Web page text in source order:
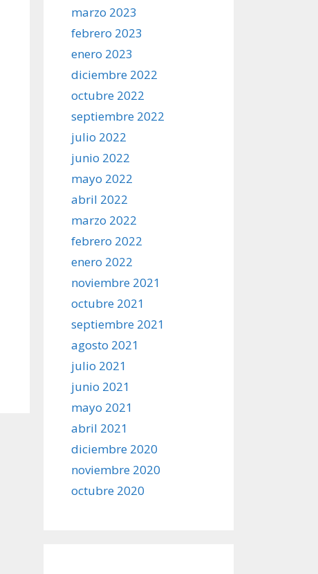
marzo 2023
febrero 2023
enero 2023
diciembre 2022
octubre 2022
septiembre 2022
julio 2022
junio 2022
mayo 2022
abril 2022
marzo 2022
febrero 2022
enero 2022
noviembre 2021
octubre 2021
septiembre 2021
agosto 2021
julio 2021
junio 2021
mayo 2021
abril 2021
diciembre 2020
noviembre 2020
octubre 2020